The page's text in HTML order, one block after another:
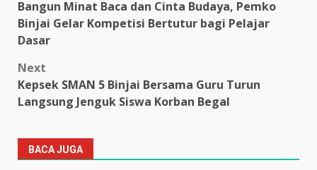
navigation
Bangun Minat Baca dan Cinta Budaya, Pemko
Binjai Gelar Kompetisi Bertutur bagi Pelajar
Dasar
Next
Kepsek SMAN 5 Binjai Bersama Guru Turun
Langsung Jenguk Siswa Korban Begal
BACA JUGA